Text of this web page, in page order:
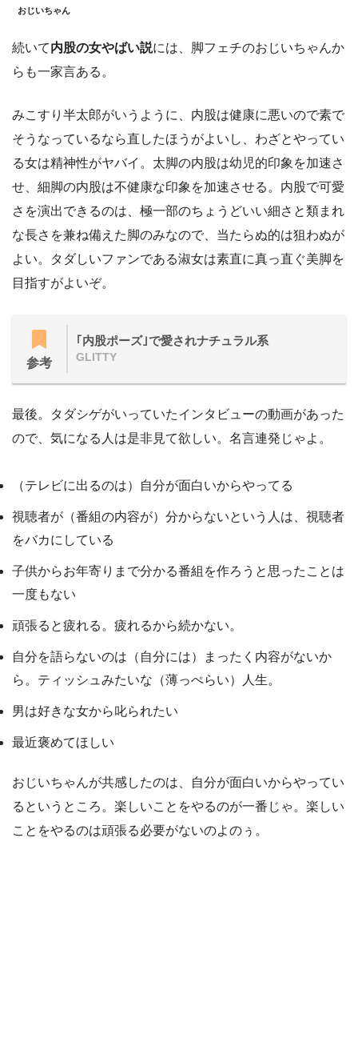
おじいちゃん
続いて内股の女やばい説には、脚フェチのおじいちゃんか
らも一家言ある。
みこすり半太郎がいうように、内股は健康に悪いので素で
そうなっているなら直したほうがよいし、わざとやってい
る女は精神性がヤバイ。太脚の内股は幼児的印象を加速さ
せ、細脚の内股は不健康な印象を加速させる。内股で可愛
さを演出できるのは、極一部のちょうどいい細さと類まれ
な長さを兼ね備えた脚のみなので、当たらぬ的は狙わぬが
よい。タダしいファンである淑女は素直に真っ直ぐ美脚を
目指すがよいぞ。
参考
｢内股ポーズ｣で愛されナチュラル系
GLITTY
最後。タダシゲがいっていたインタビューの動画があった
ので、気になる人は是非見て欲しい。名言連発じゃよ。
（テレビに出るのは）自分が面白いからやってる
視聴者が（番組の内容が）分からないという人は、視聴者
をバカにしている
子供からお年寄りまで分かる番組を作ろうと思ったことは
一度もない
頑張ると疲れる。疲れるから続かない。
自分を語らないのは（自分には）まったく内容がないか
ら。ティッシュみたいな（薄っぺらい）人生。
男は好きな女から叱られたい
最近褒めてほしい
おじいちゃんが共感したのは、自分が面白いからやってい
るというところ。楽しいことをやるのが一番じゃ。楽しい
ことをやるのは頑張る必要がないのよのぅ。